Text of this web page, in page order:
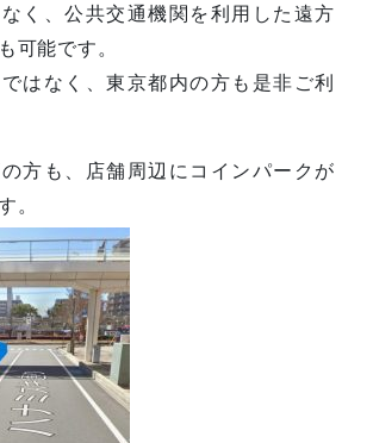
く、公共交通機関を利用した遠方
可能です。
はなく、東京都内の方も是非ご利
方も、店舗周辺にコインパークが
。